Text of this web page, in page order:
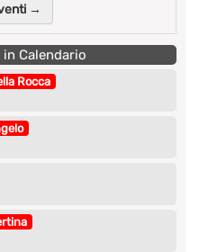
→
Calendario
Rocca